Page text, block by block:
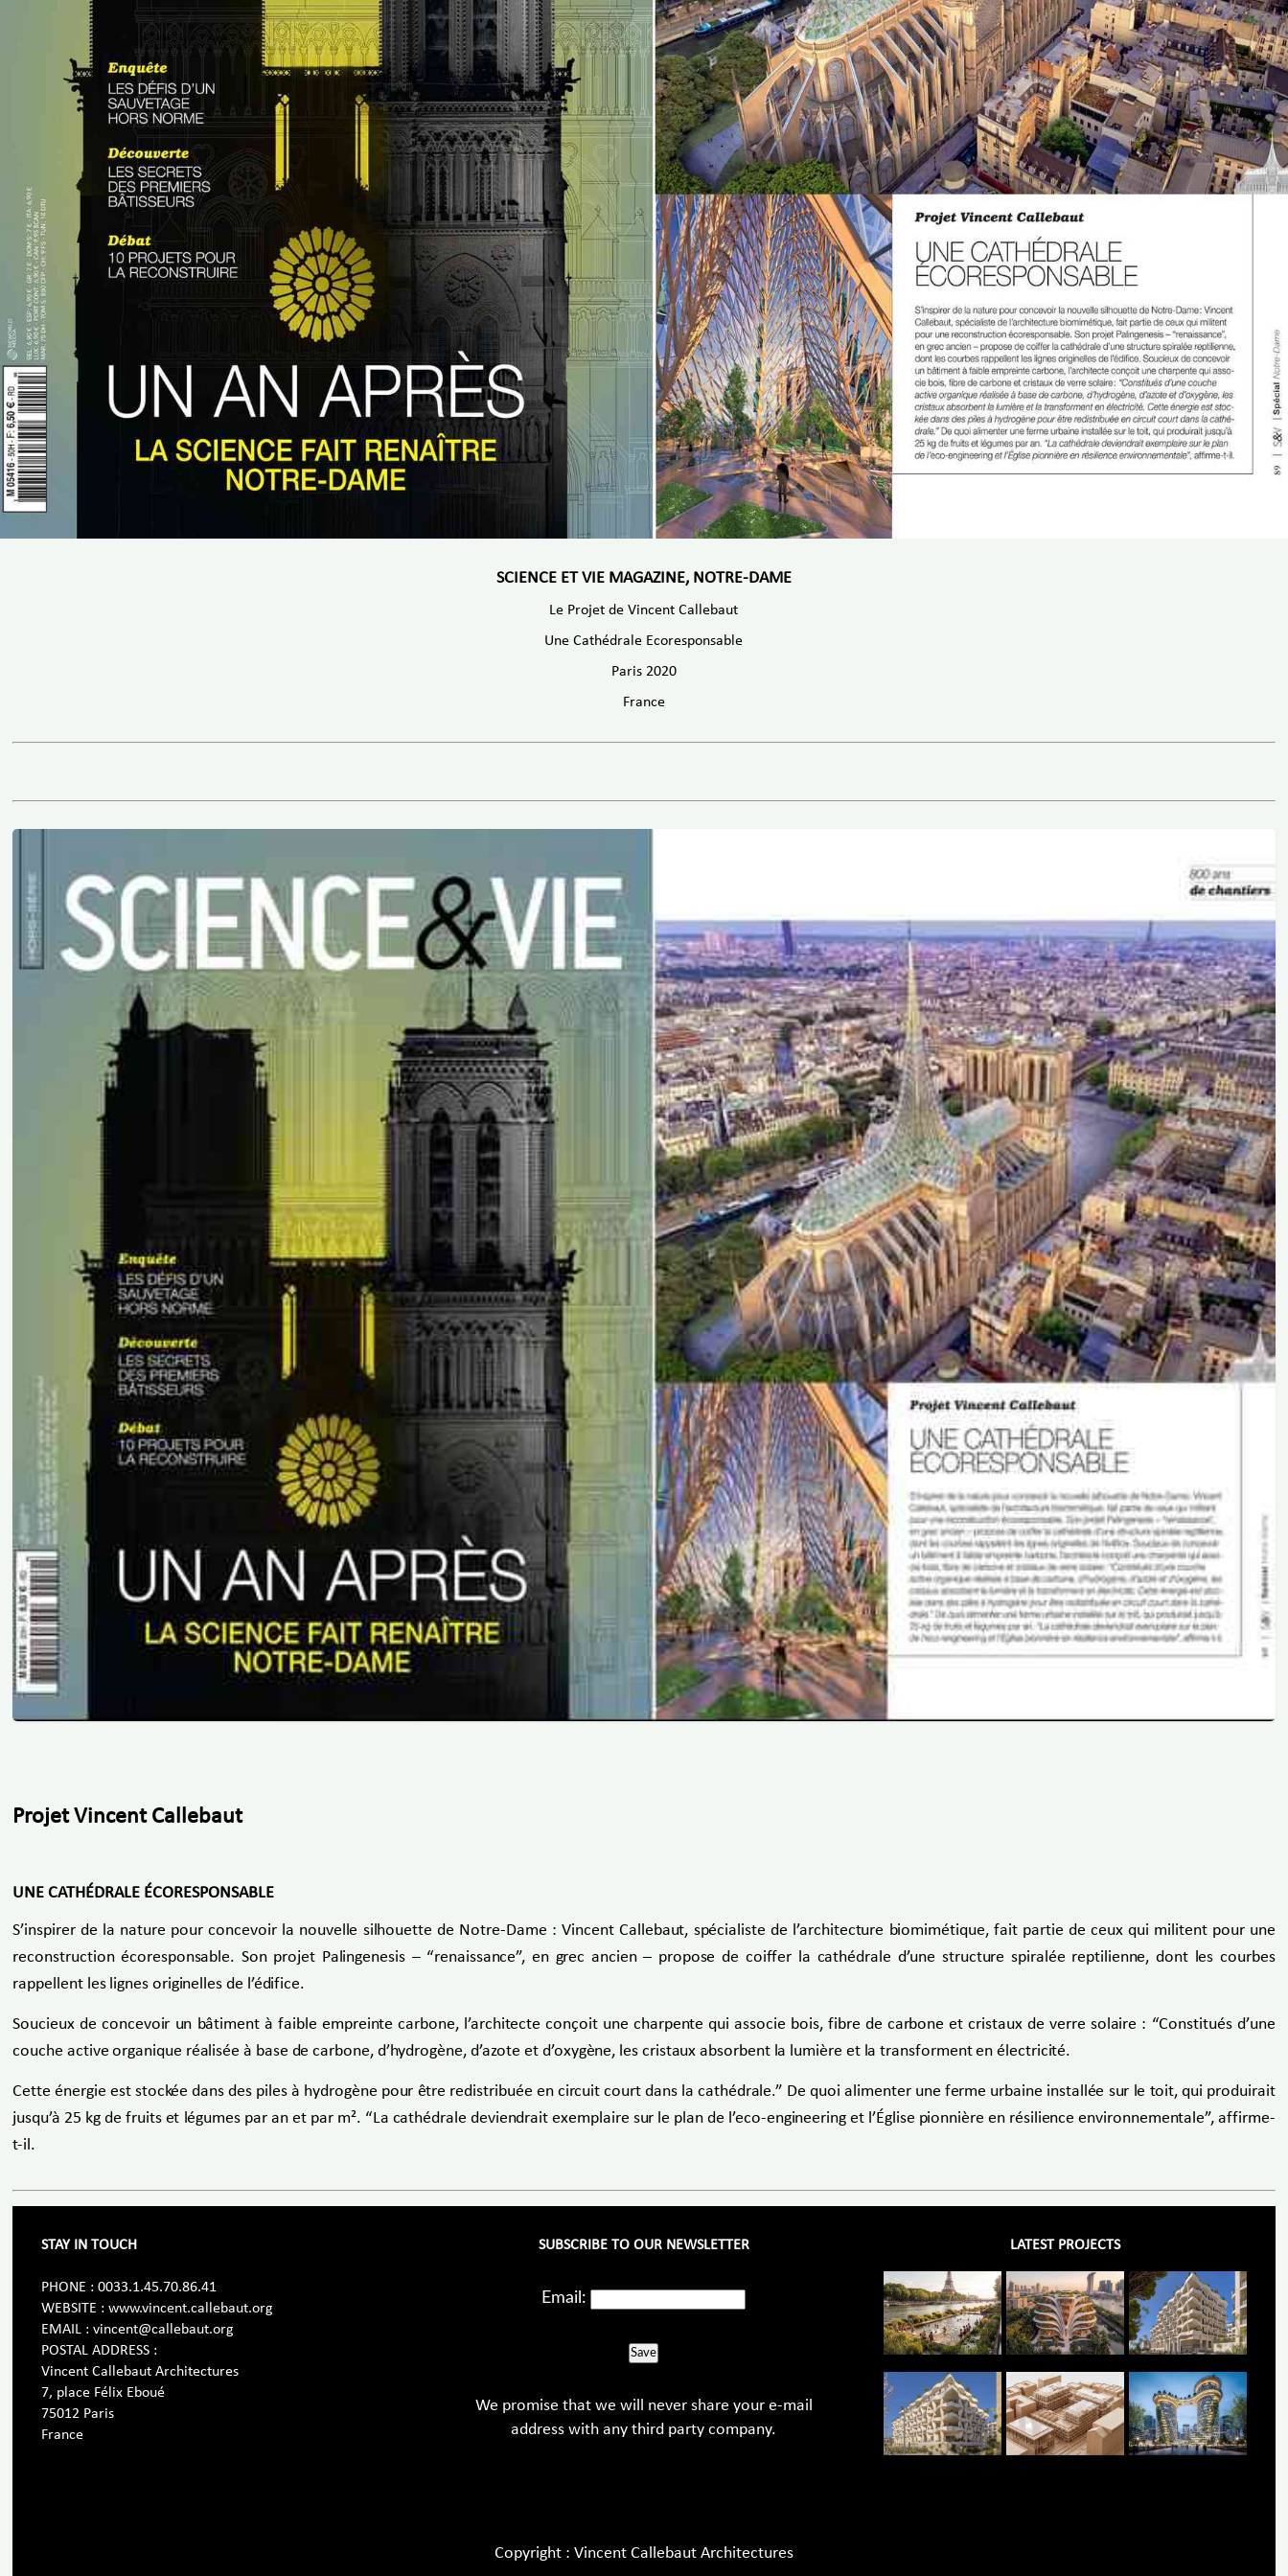
SCIENCE ET VIE MAGAZINE, NOTRE-DAME
Le Projet de Vincent Callebaut
Une Cathédrale Ecoresponsable
Paris 2020
France
Projet Vincent Callebaut
UNE CATHÉDRALE ÉCORESPONSABLE
S’inspirer de la nature pour concevoir la nouvelle silhouette de Notre-Dame : Vincent Callebaut, spécialiste de l’architecture biomimétique, fait partie de ceux qui militent pour une
reconstruction écoresponsable. Son projet Palingenesis – “renaissance”, en grec ancien – propose de coiffer la cathédrale d’une structure spiralée reptilienne, dont les courbes
rappellent les lignes originelles de l’édifice.
Soucieux de concevoir un bâtiment à faible empreinte carbone, l’architecte conçoit une charpente qui associe bois, fibre de carbone et cristaux de verre solaire : “Constitués d’une
couche active organique réalisée à base de carbone, d’hydrogène, d’azote et d’oxygène, les cristaux absorbent la lumière et la transforment en électricité.
Cette énergie est stockée dans des piles à hydrogène pour être redistribuée en circuit court dans la cathédrale.” De quoi alimenter une ferme urbaine installée sur le toit, qui produirait
jusqu’à 25 kg de fruits et légumes par an et par m². “La cathédrale deviendrait exemplaire sur le plan de l’eco-engineering et l’Église pionnière en résilience environnementale”, affirme-
t-il.
STAY IN TOUCH
PHONE : 0033.1.45.70.86.41
WEBSITE : www.vincent.callebaut.org
EMAIL : vincent@callebaut.org
POSTAL ADDRESS :
Vincent Callebaut Architectures
7, place Félix Eboué
75012 Paris
France
SUBSCRIBE TO OUR NEWSLETTER
Email:
Save
We promise that we will never share your e-mail
address with any third party company.
LATEST PROJECTS
Copyright : Vincent Callebaut Architectures